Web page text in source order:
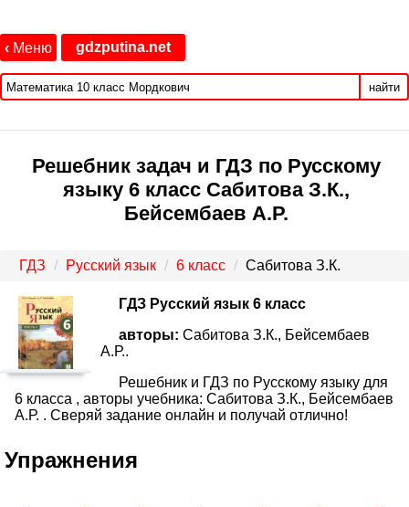
‹ Меню gdzputina.net
найти
Решебник задач и ГДЗ по Русскому
языку 6 класс Сабитова З.К.,
Бейсембаев А.Р.
ГДЗ Русский язык 6 класс Сабитова З.К.
ГДЗ Русский язык 6 класс
авторы: Сабитова З.К., Бейсембаев
А.Р..
Решебник и ГДЗ по Русскому языку для
6 класса , авторы учебника: Сабитова З.К., Бейсембаев
А.Р. . Сверяй задание онлайн и получай отлично!
Упражнения